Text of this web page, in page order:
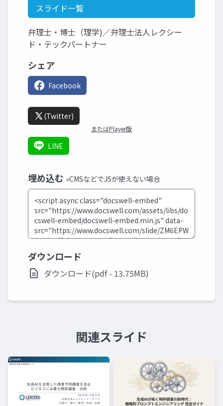
スライド一覧
弁理士・博士（理学)／弁理士法人レクシー
ド・テックパートナー
シェア
Facebook
(Twitter)
またはPlayer版
LINE
埋め込む »CMSなどでJSが使えない場合
ダウンロード
ダウンロード(pdf - 13.75MB)
関連スライド